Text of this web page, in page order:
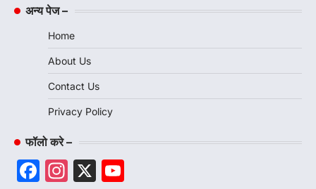
अन्य पेज –
Home
About Us
Contact Us
Privacy Policy
फॉलो करे –
Facebook
Instagram
X